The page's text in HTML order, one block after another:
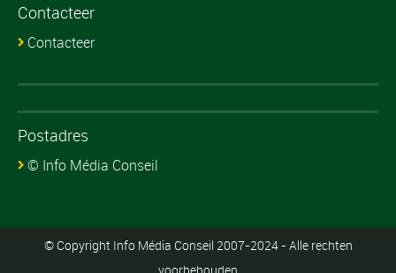
Contacteer
Contacteer
Postadres
© Info Média Conseil
© Copyright Info Média Conseil 2007-2024 - Alle rechten